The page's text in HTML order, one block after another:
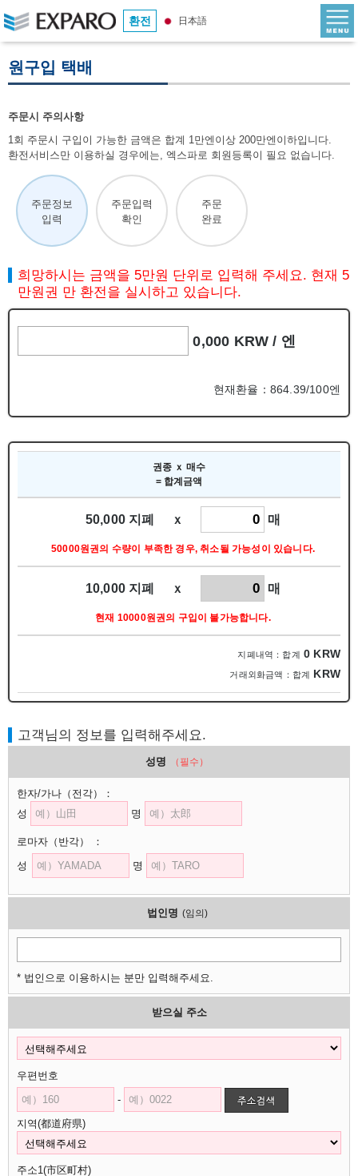
환전 日本語
원구입 택배
주문시 주의사항
1회 주문시 구입이 가능한 금액은 합계 1만엔이상 200만엔이하입니다.
환전서비스만 이용하실 경우에는, 엑스파로 회원등록이 필요 없습니다.
주문정보
입력
주문입력
확인
주문
완료
희망하시는 금액을 5만원 단위로 입력해 주세요. 현재 5
만원권 만 환전을 실시하고 있습니다.
0,000 KRW / 엔
현재환율：864.39/100엔
권종 ｘ 매수
= 합계금액
50,000 지폐 ｘ 매
50000원권의 수량이 부족한 경우, 취소될 가능성이 있습니다.
10,000 지폐 ｘ 매
현재 10000원권의 구입이 불가능합니다.
지폐내역：합계 0 KRW
거래외화금액：합계 KRW
고객님의 정보를 입력해주세요.
성명 （필수）
한자/가나 （전각）
：
성
명
로마자 （반각）
：
성
명
법인명 (임의)
* 법인으로 이용하시는 분만 입력해주세요.
받으실 주소
우편번호
-
지역(都道府県)
주소1(市区町村)